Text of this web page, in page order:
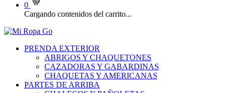
0
Cargando contenidos del carrito...
PRENDA EXTERIOR
ABRIGOS Y CHAQUETONES
CAZADORAS Y GABARDINAS
CHAQUETAS Y AMERICANAS
PARTES DE ARRIBA